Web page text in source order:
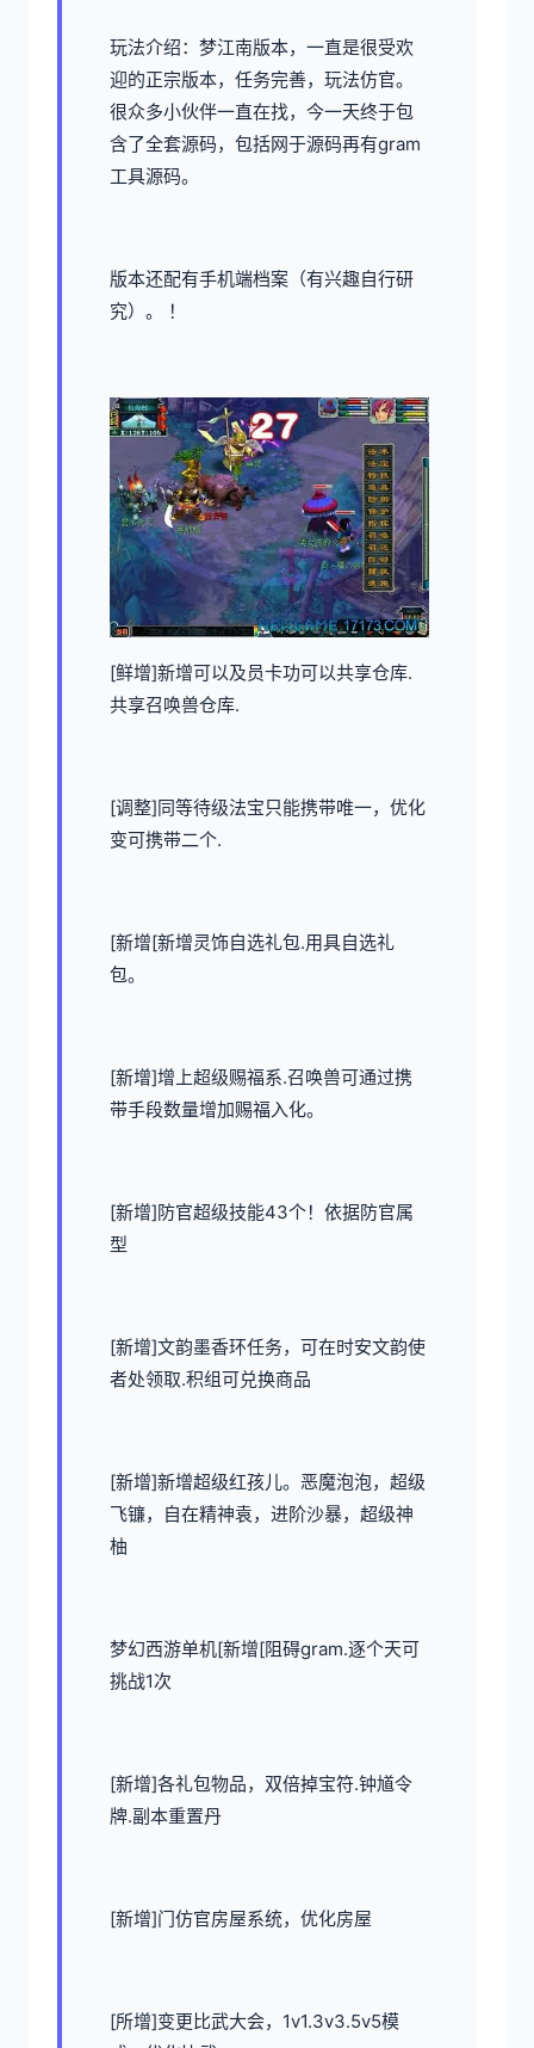
玩法介绍：梦江南版本，一直是很受欢
迎的正宗版本，任务完善，玩法仿官。
很众多小伙伴一直在找，今一天终于包
含了全套源码，包括网于源码再有gram
工具源码。
版本还配有手机端档案（有兴趣自行研
究）。 ！
[鲜增]新增可以及员卡功可以共享仓库.
共享召唤兽仓库.
[调整]同等待级法宝只能携带唯一，优化
变可携带二个.
[新增[新增灵饰自选礼包.用具自选礼
包。
[新增]增上超级赐福系.召唤兽可通过携
带手段数量增加赐福入化。
[新增]防官超级技能43个！依据防官属
型
[新增]文韵墨香环任务，可在时安文韵使
者处领取.积组可兑换商品
[新增]新增超级红孩儿。恶魔泡泡，超级
飞镰，自在精神袁，进阶沙暴，超级神
柚
梦幻西游单机[新增[阻碍gram.逐个天可
挑战1次
[新增]各礼包物品，双倍掉宝符.钟馗令
牌.副本重置丹
[新增]门仿官房屋系统，优化房屋
[所增]变更比武大会，1v1.3v3.5v5模